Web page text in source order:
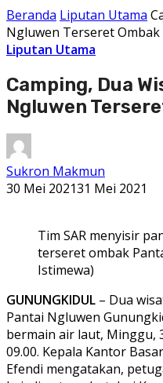
Beranda Liputan Utama
Ngluwen Terseret Ombak
Liputan Utama
Camping, Dua
Ngluwen
Sukron Makmun
30 Mei 202131 Mei 2021
Tim SAR menyisir
terseret ombak
Istimewa)
GUNUNGKIDUL – Dua
Pantai Ngluwen
bermain air laut, Minggu,
09.00. Kepala Kantor
Efendi mengatakan,